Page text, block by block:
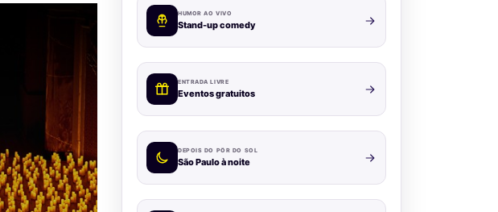
HUMOR AO VIVO
Stand-up comedy
ENTRADA LIVRE
Eventos gratuitos
DEPOIS DO PÔR DO SOL
São Paulo à noite